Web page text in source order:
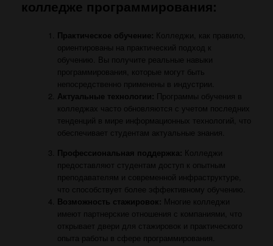
колледже программирования:
Практическое обучение: Колледжи, как правило,
ориентированы на практический подход к
обучению. Вы получите реальные навыки
программирования, которые могут быть
непосредственно применены в индустрии.
Актуальные технологии: Программы обучения в
колледжах часто обновляются с учетом последних
тенденций в мире информационных технологий, что
обеспечивает студентам актуальные знания.
Профессиональная поддержка: Колледжи
предоставляют студентам доступ к опытным
преподавателям и современной инфраструктуре,
что способствует более эффективному обучению.
Возможность стажировок: Многие колледжи
имеют партнерские отношения с компаниями, что
открывает двери для стажировок и практического
опыта работы в сфере программирования.